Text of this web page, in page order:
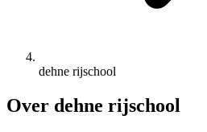
dehne rijschool
Over dehne rijschool